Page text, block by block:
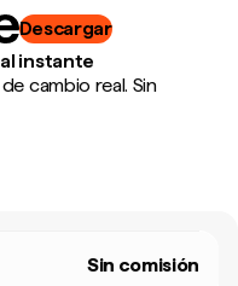
Descargar
instante
cambio real. Sin
Sin comisión